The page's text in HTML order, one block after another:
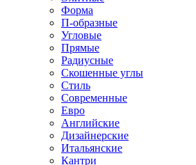
Форма
П-образные
Угловые
Прямые
Радиусные
Скошенные углы
Стиль
Современные
Евро
Английские
Дизайнерские
Итальянские
Кантри